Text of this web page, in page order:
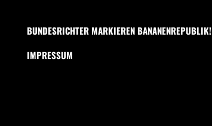
BUNDESRICHTER MARKIEREN BANANENREPUBLIK!
IMPRESSUM